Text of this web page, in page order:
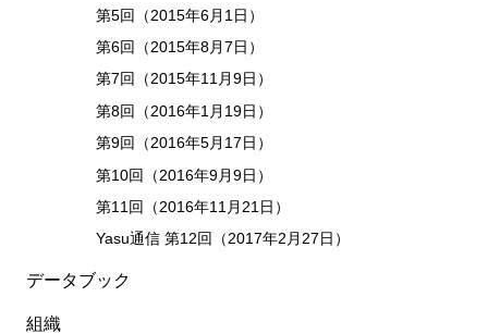
第5回（2015年6月1日）
第6回（2015年8月7日）
第7回（2015年11月9日）
第8回（2016年1月19日）
第9回（2016年5月17日）
第10回（2016年9月9日）
第11回（2016年11月21日）
Yasu通信 第12回（2017年2月27日）
データブック
組織